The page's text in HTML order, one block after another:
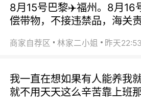
8月15号巴黎✈️福州。8月16
偿带物，不接违禁品，海关
商家自荐区 林家二小姐 昨天22:53
我一直在想如果有人能养我
就不用天天这么辛苦靠上班